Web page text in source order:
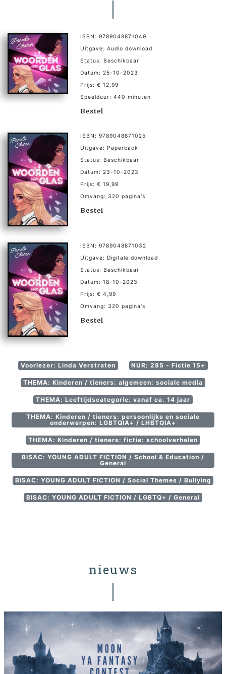
ISBN: 9789048871049
Uitgave: Audio download
Status: Beschikbaar
Datum: 25-10-2023
Prijs: € 12,99
Speelduur: 440 minuten
Bestel
ISBN: 9789048871025
Uitgave: Paperback
Status: Beschikbaar
Datum: 23-10-2023
Prijs: € 19,99
Omvang: 320 pagina's
Bestel
ISBN: 9789048871032
Uitgave: Digitale download
Status: Beschikbaar
Datum: 18-10-2023
Prijs: € 4,99
Omvang: 320 pagina's
Bestel
Voorlezer: Linda Verstraten NUR: 285 - Fictie 15+
THEMA: Kinderen / tieners: algemeen: sociale media
THEMA: Leeftijdscategorie: vanaf ca. 14 jaar
THEMA: Kinderen / tieners: persoonlijke en sociale
onderwerpen: LGBTQIA+ / LHBTQIA+
THEMA: Kinderen / tieners: fictie: schoolverhalen
BISAC: YOUNG ADULT FICTION / School & Education /
General
BISAC: YOUNG ADULT FICTION / Social Themes / Bullying
BISAC: YOUNG ADULT FICTION / LGBTQ+ / General
nieuws